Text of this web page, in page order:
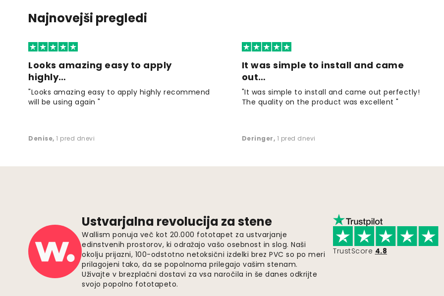
Najnovejši pregledi
Looks amazing easy to apply
highly…
"Looks amazing easy to apply highly recommend
will be using again "
Denise, 1 pred dnevi
It was simple to install and came
out…
"It was simple to install and came out perfectly!
The quality on the product was excellent "
Deringer, 1 pred dnevi
Ustvarjalna revolucija za stene
Wallism ponuja več kot 20.000 fototapet za ustvarjanje
edinstvenih prostorov, ki odražajo vašo osebnost in slog. Naši
okolju prijazni, 100-odstotno netoksični izdelki brez PVC so po meri
prilagojeni tako, da se popolnoma prilegajo vašim stenam.
Uživajte v brezplačni dostavi za vsa naročila in še danes odkrijte
svojo popolno fototapeto.
TrustScore 4.8